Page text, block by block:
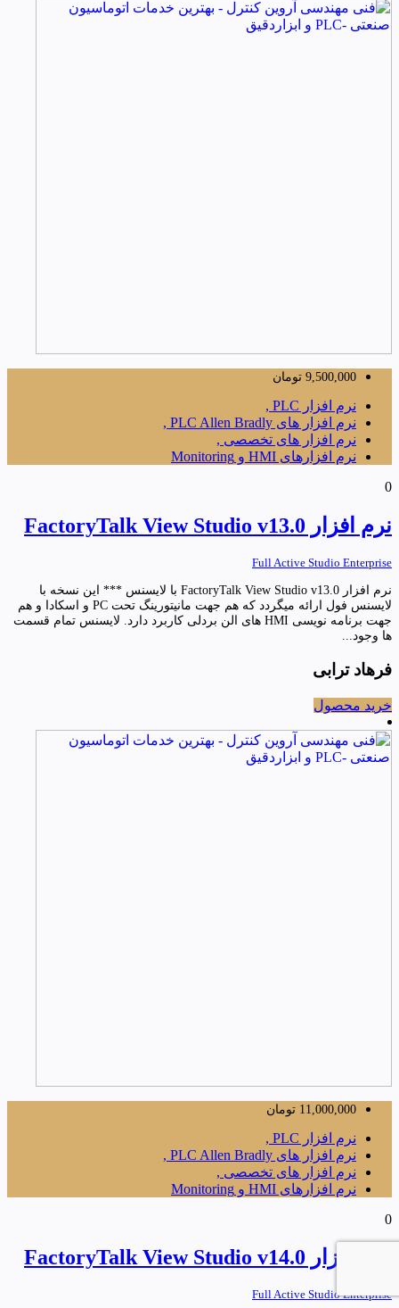
9,500,000 تومان
نرم افزار PLC ,
نرم افزار های PLC Allen Bradly ,
نرم افزار های تخصصی ,
نرم افزارهای HMI و Monitoring
0
نرم افزار FactoryTalk View Studio v13.0
Full Active Studio Enterprise
نرم افزار FactoryTalk View Studio v13.0 با لایسنس *** این نسخه با
لایسنس فول ارائه میگردد که هم جهت مانیتورینگ تحت PC و اسکادا و هم
جهت برنامه نویسی HMI های الن بردلی کاربرد دارد. لایسنس تمام قسمت
ها وجود...
فرهاد ترابی
خرید محصول
11,000,000 تومان
نرم افزار PLC ,
نرم افزار های PLC Allen Bradly ,
نرم افزار های تخصصی ,
نرم افزارهای HMI و Monitoring
0
نرم افزار FactoryTalk View Studio v14.0
Full Active Studio Enterprise